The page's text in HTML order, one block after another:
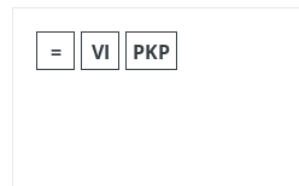
= VI PKP